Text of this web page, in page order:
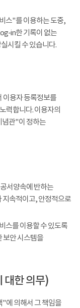
스"를 이용하는 도중,
in한 기록이 없는
시킬 수 있습니다.
이용자 등록정보를
력합니다. 이용자의
념관"이 정하는
서양속에 반하는
지속적이고, 안정적으로
스를 이용할 수 있도록
보안 시스템을
대한 의무)
에 의해서 그 책임을